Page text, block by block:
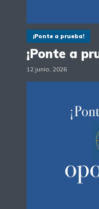
¡Ponte a prueba!
¡Ponte a
12 junio, 2026